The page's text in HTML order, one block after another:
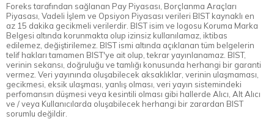
Foreks tarafından sağlanan Pay Piyasası, Borçlanma Araçları
Piyasası, Vadeli İşlem ve Opsiyon Piyasası verileri BIST kaynaklı en
az 15 dakika gecikmeli verilerdir. BIST isim ve logosu Koruma Marka
Belgesi altında korunmakta olup izinsiz kullanılamaz, iktibas
edilemez, değiştirilemez. BIST ismi altında açıklanan tüm belgelerin
telif hakları tamamen BIST'ye ait olup, tekrar yayınlanamaz. BIST,
verinin sekansı, doğruluğu ve tamlığı konusunda herhangi bir garanti
vermez. Veri yayınında oluşabilecek aksaklıklar, verinin ulaşmaması,
gecikmesi, eksik ulaşması, yanlış olması, veri yayın sistemindeki
perfomansın düşmesi veya kesintili olması gibi hallerde Alıcı, Alt Alıcı
ve / veya Kullanıcılarda oluşabilecek herhangi bir zarardan BIST
sorumlu değildir.